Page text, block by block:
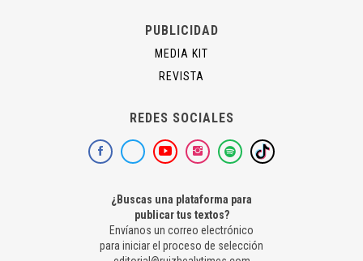
PUBLICIDAD
MEDIA KIT
REVISTA
REDES SOCIALES
¿Buscas una plataforma para
publicar tus textos?
Envíanos un correo electrónico
para iniciar el proceso de selección